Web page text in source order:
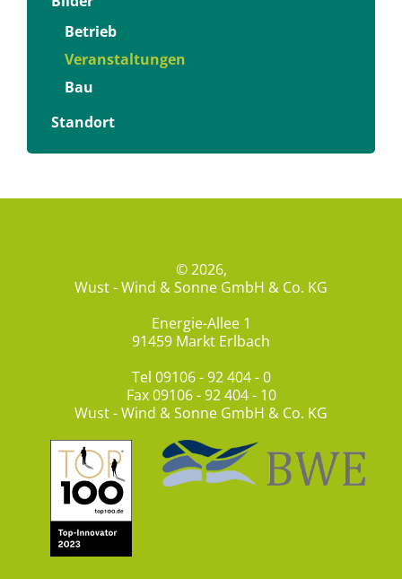
Betrieb
Veranstaltungen
Bau
Standort
© 2026,
Wust - Wind & Sonne GmbH & Co. KG
Energie-Allee 1
91459 Markt Erlbach
Tel 09106 - 92 404 - 0
Fax 09106 - 92 404 - 10
Wust - Wind & Sonne GmbH & Co. KG